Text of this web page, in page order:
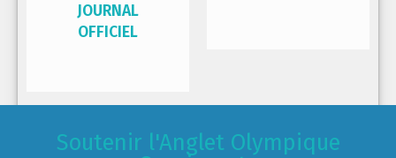
JOURNAL
OFFICIEL
Soutenir l'Anglet Olympique